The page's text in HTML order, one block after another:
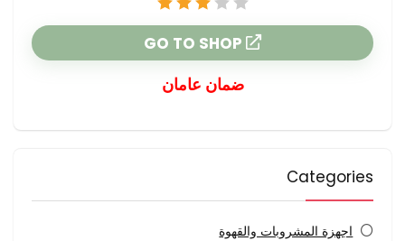
ضمان عامان
Categories
اجهزة المشروبات والقهوة